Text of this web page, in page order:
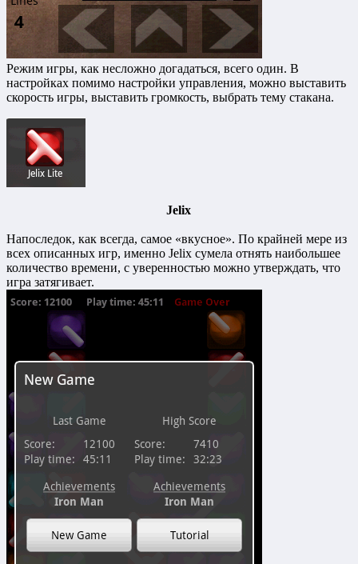
Режим игры, как несложно догадаться, всего один. В
настройках помимо настройки управления, можно выставить
скорость игры, выставить громкость, выбрать тему стакана.
Jelix
Напоследок, как всегда, самое «вкусное». По крайней мере из
всех описанных игр, именно Jelix сумела отнять наибольшее
количество времени, с уверенностью можно утверждать, что
игра затягивает.